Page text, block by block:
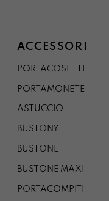
ACCESSORI
PORTACOSETTE
PORTAMONETE
ASTUCCIO
BUSTONY
BUSTONE
BUSTONE MAXI
PORTACOMPITI